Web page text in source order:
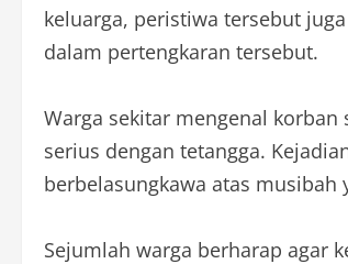
keluarga, peristiwa tersebut
dalam pertengkaran tersebut.
Warga sekitar mengenal
serius dengan tetangga.
berbelasungkawa atas
Sejumlah warga berharap agar